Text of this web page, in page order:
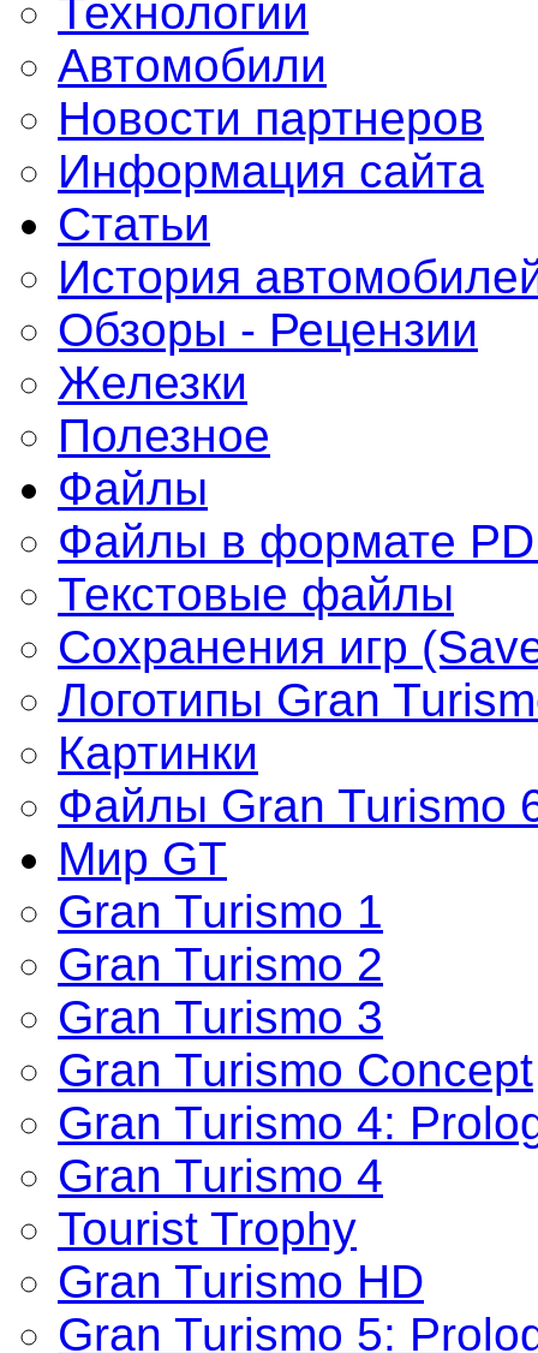
Технологии
Автомобили
Новости партнеров
Информация сайта
Статьи
История
Обзоры - Рецензии
Железки
Полезное
Файлы
Файлы в формате
Текстовые файлы
Сохранения игр
Логотипы Gran
Картинки
Файлы Gran Turismo
Мир GT
Gran Turismo 1
Gran Turismo 2
Gran Turismo 3
Gran Turismo Concept
Gran Turismo 4:
Gran Turismo 4
Tourist Trophy
Gran Turismo HD
Gran Turismo 5: